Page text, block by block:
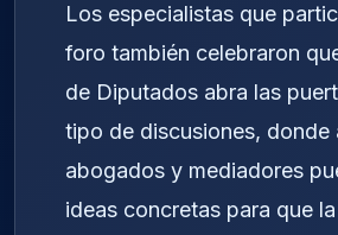
Los especialistas que
foro también celebraron
de Diputados abra las
tipo de discusiones, donde
abogados y mediadores
ideas concretas para que